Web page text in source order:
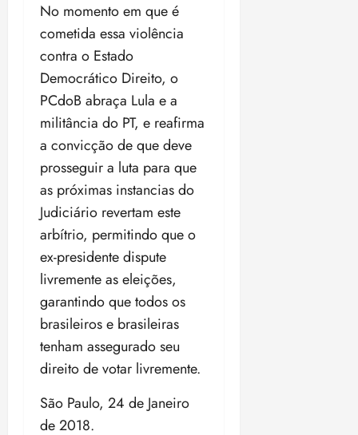
No momento em que é
cometida essa violência
contra o Estado
Democrático Direito, o
PCdoB abraça Lula e a
militância do PT, e reafirma
a convicção de que deve
prosseguir a luta para que
as próximas instancias do
Judiciário revertam este
arbítrio, permitindo que o
ex-presidente dispute
livremente as eleições,
garantindo que todos os
brasileiros e brasileiras
tenham assegurado seu
direito de votar livremente.
São Paulo, 24 de Janeiro
de 2018.